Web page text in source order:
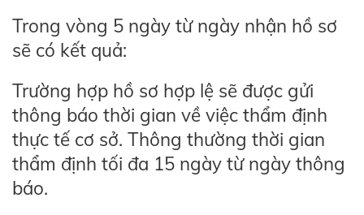
Trong vòng 5 ngày từ ngày nhận hồ sơ
sẽ có kết quả:
Trường hợp hồ sơ hợp lệ sẽ được gửi
thông báo thời gian về việc thẩm định
thực tế cơ sở. Thông thường thời gian
thẩm định tối đa 15 ngày từ ngày thông
báo.